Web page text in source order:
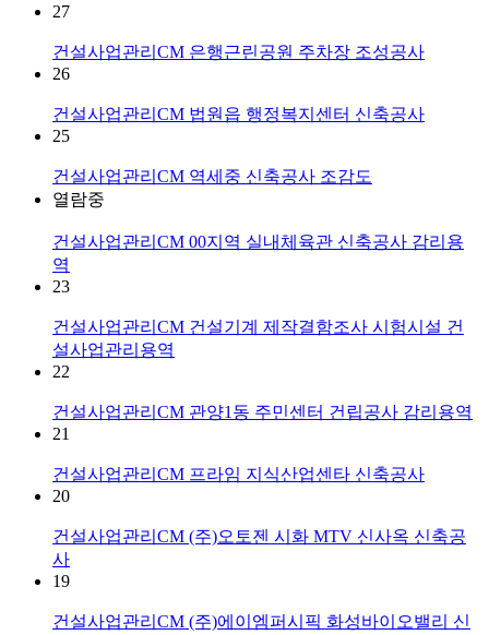
27
건설사업관리CM 은행근린공원 주차장 조성공사
26
건설사업관리CM 법원읍 행정복지센터 신축공사
25
건설사업관리CM 역세중 신축공사 조감도
열람중
건설사업관리CM 00지역 실내체육관 신축공사 감리용
역
23
건설사업관리CM 건설기계 제작결함조사 시험시설 건
설사업관리용역
22
건설사업관리CM 관양1동 주민센터 건립공사 감리용역
21
건설사업관리CM 프라임 지식산업센타 신축공사
20
건설사업관리CM (주)오토젠 시화 MTV 신사옥 신축공
사
19
건설사업관리CM (주)에이엠퍼시픽 화성바이오밸리 신